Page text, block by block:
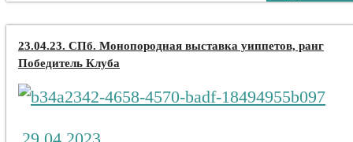
23.04.23. СПб. Монопородная выставка уиппетов, ранг
Победитель Клуба